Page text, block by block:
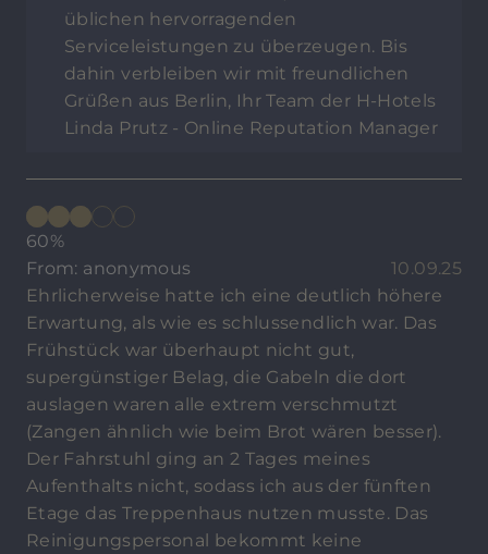
üblichen hervorragenden
Serviceleistungen zu überzeugen. Bis
dahin verbleiben wir mit freundlichen
Grüßen aus Berlin, Ihr Team der H-Hotels
Linda Prutz - Online Reputation Manager
60%
From: anonymous
10.09.25
Ehrlicherweise hatte ich eine deutlich höhere
Erwartung, als wie es schlussendlich war. Das
Frühstück war überhaupt nicht gut,
supergünstiger Belag, die Gabeln die dort
auslagen waren alle extrem verschmutzt
(Zangen ähnlich wie beim Brot wären besser).
Der Fahrstuhl ging an 2 Tages meines
Aufenthalts nicht, sodass ich aus der fünften
Etage das Treppenhaus nutzen musste. Das
Reinigungspersonal bekommt keine